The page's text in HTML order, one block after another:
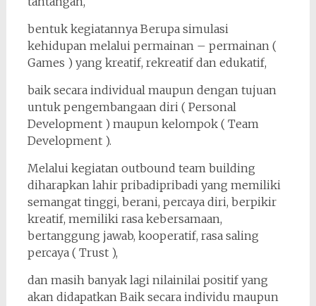
bentuk kegiatannya Berupa simulasi
kehidupan melalui permainan – permainan (
Games ) yang kreatif, rekreatif dan edukatif,
baik secara individual maupun dengan tujuan
untuk pengembangaan diri ( Personal
Development ) maupun kelompok ( Team
Development ).
Melalui kegiatan outbound team building
diharapkan lahir pribadi­pribadi yang memiliki
semangat tinggi, berani, percaya diri, berpikir
kreatif, memiliki rasa kebersamaan,
bertanggung jawab, kooperatif, rasa saling
percaya ( Trust ),
dan masih banyak lagi nilai­nilai positif yang
akan didapatkan Baik secara individu maupun